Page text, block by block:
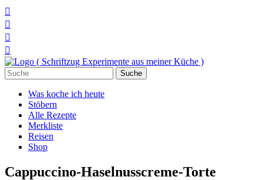




Suchen
nach:
Was koche ich heute
Stöbern
Alle Rezepte
Merkliste
Reisen
Shop
Cappuccino-Haselnusscreme-Torte